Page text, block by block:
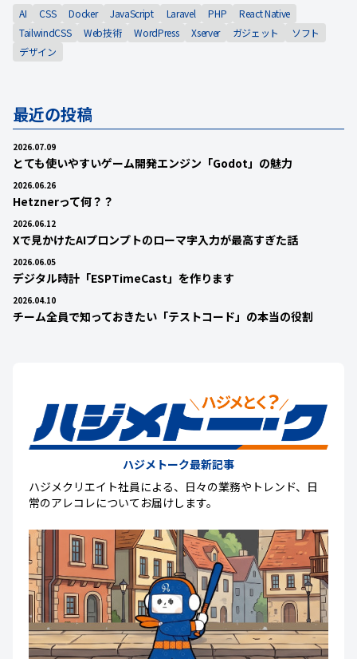
AI CSS Docker JavaScript Laravel PHP
React Native
TailwindCSS
Web技術 WordPress Xserver ガジェット
ソフト
デザイン
最近の投稿
2026.07.09
とても使いやすいゲーム開発エンジン「Godot」の魅力
2026.06.26
Hetznerって何？？
2026.06.12
Xで見かけたAIプロンプトのローマ字入力が最高すぎた話
2026.06.05
デジタル時計「ESPTimeCast」を作ります
2026.04.10
チーム全員で知っておきたい「テストコード」の本当の役割
ハジメトーク最新記事
ハジメクリエイト社員による、日々の業務やトレンド、日
常のアレコレについてお届けします。